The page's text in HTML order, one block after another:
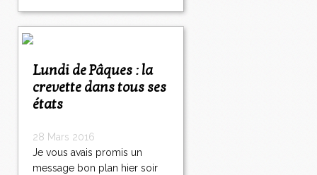
Lundi de Pâques : la
crevette dans tous ses
états
28 Mars 2016
Je vous avais promis un
message bon plan hier soir